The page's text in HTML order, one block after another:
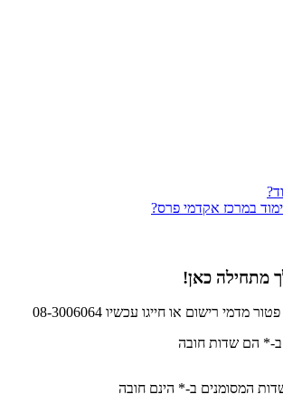
במרכז אקדמי פרס?
מתחילה כאן!
רישום או חייגו עכשיו 08-3006064
ב-* הם שדות חובה
המסומנים ב-* הינם חובה